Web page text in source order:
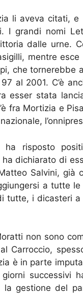
li aveva citati,
I grandi nomi
dalle urne.
mentre
che tornerebbe
al 2001. C’è
esser stata
fra Mortizia e
ha risposto
dichiarato di
Salvini, già
a tutte
tutte, i dicasteri
non sono
Carroccio,
è in parte
successivi
la gestione del